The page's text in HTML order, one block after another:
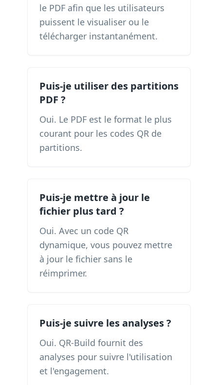
le PDF afin que les utilisateurs
puissent le visualiser ou le
télécharger instantanément.
Puis-je utiliser des partitions
PDF ?
Oui. Le PDF est le format le plus
courant pour les codes QR de
partitions.
Puis-je mettre à jour le
fichier plus tard ?
Oui. Avec un code QR
dynamique, vous pouvez mettre
à jour le fichier sans le
réimprimer.
Puis-je suivre les analyses ?
Oui. QR-Build fournit des
analyses pour suivre l'utilisation
et l'engagement.